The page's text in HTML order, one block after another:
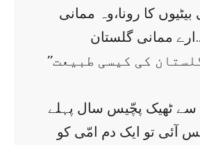
کا رونا،وہ ممانی
’’امّی،ممانی گلستان کی کیسی طبیعت
سے ٹھیک پچّیس سال پہلے
آئی تو ایک دم امّی کو